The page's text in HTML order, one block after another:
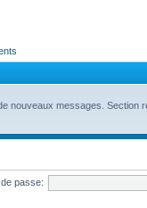
nouveaux messages. Section
passe: